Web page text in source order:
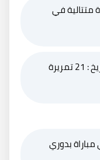
سجل في 21 مباراة متتالية في
أكبر صانع ألعاب بموسم واحد في التاريخ : 21 تمريرة
5 أهداف في مباراة بدوري